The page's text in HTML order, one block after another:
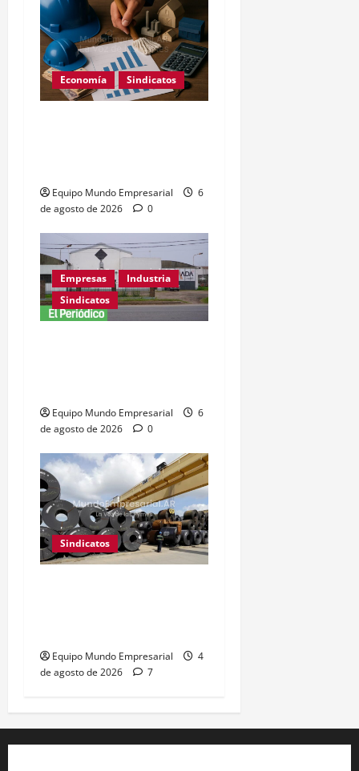
Economía Sindicatos
Equipo Mundo Empresarial
6
de agosto de 2026
0
Empresas
Industria
Sindicatos
Equipo Mundo Empresarial
6
de agosto de 2026
0
Sindicatos
Equipo Mundo Empresarial
4
de agosto de 2026
7